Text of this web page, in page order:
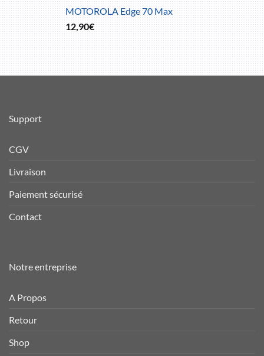
MOTOROLA Edge 70 Max
12,90€
Support
CGV
Livraison
Paiement sécurisé
Contact
Notre entreprise
A Propos
Retour
Shop